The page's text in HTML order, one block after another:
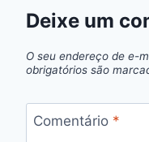
Deixe um
O seu endereço de e-
obrigatórios são
Comentário *